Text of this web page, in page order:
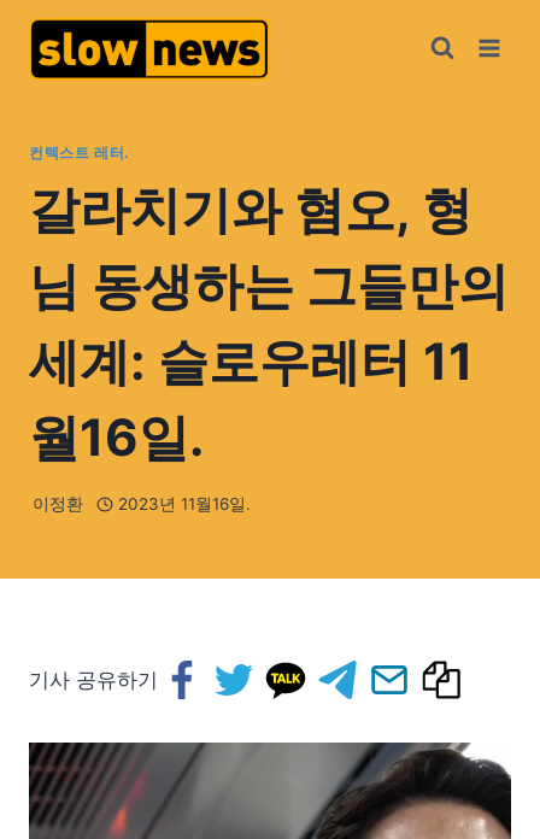
컨텍스트 레터.
갈라치기와 혐오, 형
님 동생하는 그들만의
세계: 슬로우레터 11
월16일.
이정환 2023년 11월16일.
기사 공유하기